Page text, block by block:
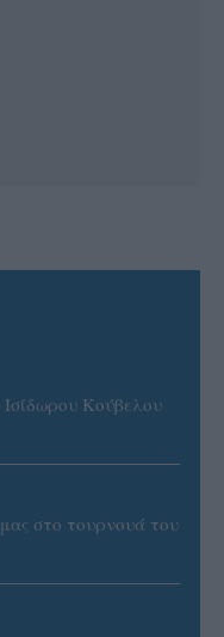
Κούβελου
μας στο τουρνουά του